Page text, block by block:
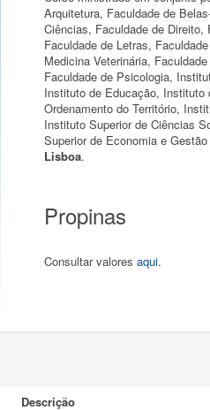
Arquitetura, Faculdade de
Ciências, Faculdade de Direito,
Faculdade de Letras,
Medicina Veterinária,
Faculdade de Psicologia,
Instituto de Educação, Instituto
Ordenamento do Território,
Instituto Superior de Ciências
Superior de Economia e
Lisboa.
Propinas
Consultar valores aqui.
Descrição